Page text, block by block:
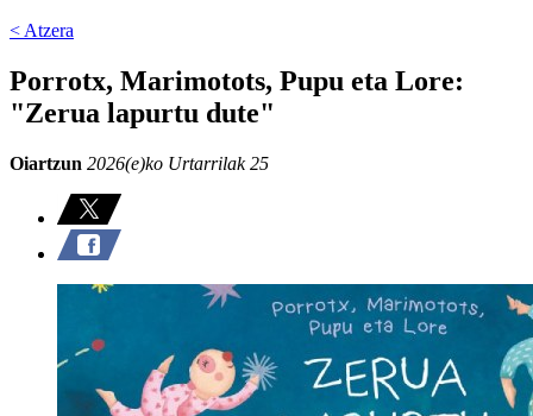
< Atzera
Porrotx, Marimotots, Pupu eta Lore:
"Zerua lapurtu dute"
Oiartzun 2026(e)ko Urtarrilak 25